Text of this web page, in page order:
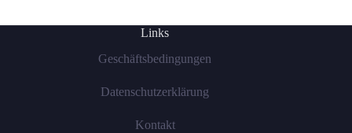
Links
Geschäftsbedingungen
Datenschutzerklärung
Kontakt